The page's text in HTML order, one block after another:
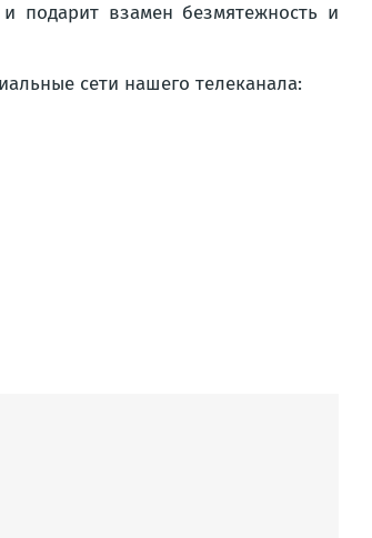
подарит взамен безмятежность и
сети нашего телеканала: